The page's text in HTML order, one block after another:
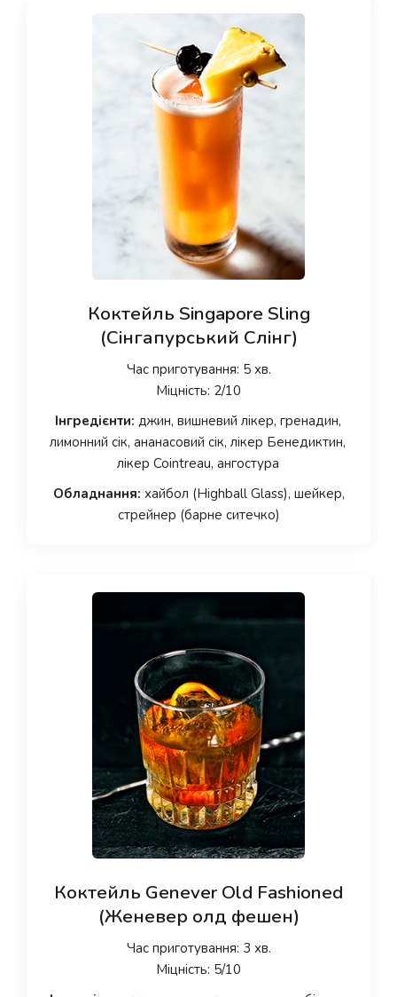
Коктейль Singapore Sling
(Сінгапурський Слінг)
Час приготування: 5 хв.
Міцність: 2/10
Інгредієнти: джин, вишневий лікер, гренадин,
лимонний сік, ананасовий сік, лікер Бенедиктин,
лікер Cointreau, ангостура
Обладнання: хайбол (Highball Glass), шейкер,
стрейнер (барне ситечко)
Коктейль Genever Old Fashioned
(Женевер олд фешен)
Час приготування: 3 хв.
Міцність: 5/10